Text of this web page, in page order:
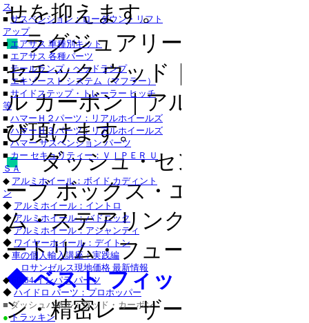
ス
■ サスペンション：ローダウン・リフト
アップ
■ エアサス 車種別キット
■ エアサス 各種パーツ
■ テールランプ・ヘッドランプ
■ エキゾースト システム（マフラー）
■ サイドステップ・トレーラー ヒッチ
等
■ ハマーＨ２パーツ：リアルホイールズ
■ハマーＨ３パーツ：リアルホイールズ
■ハマー サスペンション パーツ
■カー セキュリティー：ＶＩＰＥＲ Ｕ
ＳＡ
◆ アルミホイール：ボイド カディント
ン
◆ アルミホイール：イントロ
◆アルミホイール：バドニック
◆アルミホイール：アシャンティ
◆ ワイヤーホイール：デイトン
◆ 車の個人輸入講座：実践編
ロサンゼルス現地価格 最新情報
◆
60-64 インパラ パーツ
◆ ハイドロ パーツ：プロホッパー
■ ダッシュパネル：ウッド・カーボン
● トラッキン
せを抑えます。
■ ラグジュアリー/スポーテ
セチック ウッド｜リアル ウ
ル カーボン｜アルミ｜クロ
び頂けます。
■ダッシュ・センター コン
ーブ ボックス・エアベント
ム・ステアリング ホイール
ートリム・フューエル リッ
◆ ベスト フィット＆イージ
ン・精密レーザーカットで